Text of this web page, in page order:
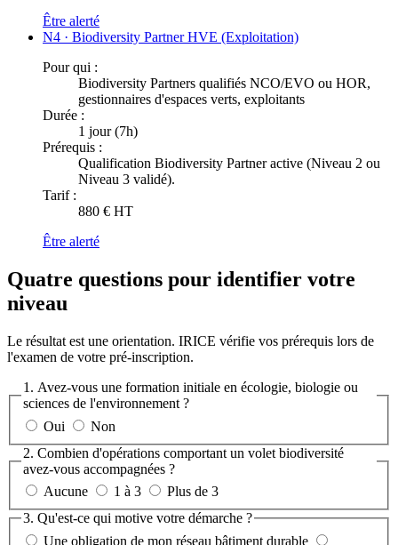
Être alerté
N4 · Biodiversity Partner HVE (Exploitation)
Pour qui :
Biodiversity Partners qualifiés NCO/EVO ou HOR,
gestionnaires d'espaces verts, exploitants
Durée :
1 jour (7h)
Prérequis :
Qualification Biodiversity Partner active (Niveau 2 ou
Niveau 3 validé).
Tarif :
880 € HT
Être alerté
Quatre questions pour identifier votre
niveau
Le résultat est une orientation. IRICE vérifie vos prérequis lors de
l'examen de votre pré-inscription.
1. Avez-vous une formation initiale en écologie, biologie ou
sciences de l'environnement ?
Oui
Non
2. Combien d'opérations comportant un volet biodiversité
avez-vous accompagnées ?
Aucune
1 à 3
Plus de 3
3. Qu'est-ce qui motive votre démarche ?
Une obligation de mon réseau bâtiment durable